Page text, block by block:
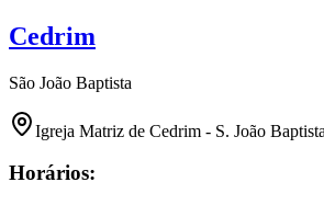
Cedrim
São João Baptista
Igreja Matriz de Cedrim - S. João
Horários: